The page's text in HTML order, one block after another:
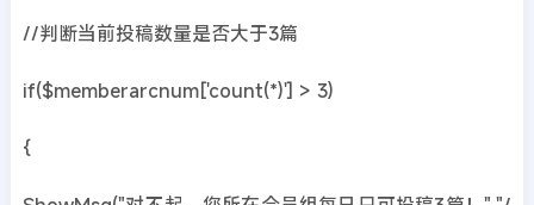
//判断当前投稿数量是否大于3篇
if($memberarcnum['count(*)'] > 3)
{